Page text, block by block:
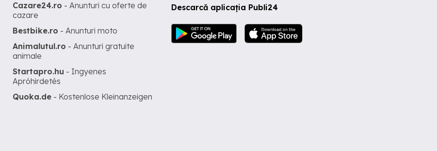
Descarcă aplicația Publi24
Cazare24.ro - Anunturi cu oferte de
cazare
Bestbike.ro - Anunturi moto
Animalutul.ro - Anunturi gratuite
animale
Startapro.hu - Ingyenes
Apróhirdetés
Quoka.de - Kostenlose Kleinanzeigen